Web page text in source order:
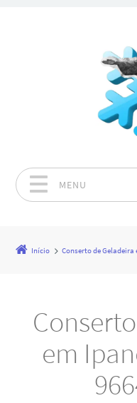
MENU
Início Conserto de Geladeira
em